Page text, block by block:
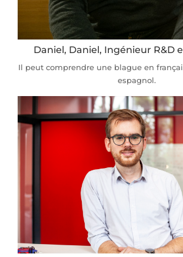
Daniel, Daniel, Ingénieur R&D
Il peut comprendre une blague en
espagnol.